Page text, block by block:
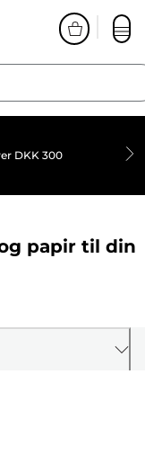
DKK 300
papir til din